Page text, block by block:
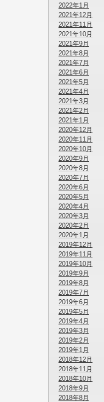
2022年1月
2021年12月
2021年11月
2021年10月
2021年9月
2021年8月
2021年7月
2021年6月
2021年5月
2021年4月
2021年3月
2021年2月
2021年1月
2020年12月
2020年11月
2020年10月
2020年9月
2020年8月
2020年7月
2020年6月
2020年5月
2020年4月
2020年3月
2020年2月
2020年1月
2019年12月
2019年11月
2019年10月
2019年9月
2019年8月
2019年7月
2019年6月
2019年5月
2019年4月
2019年3月
2019年2月
2019年1月
2018年12月
2018年11月
2018年10月
2018年9月
2018年8月